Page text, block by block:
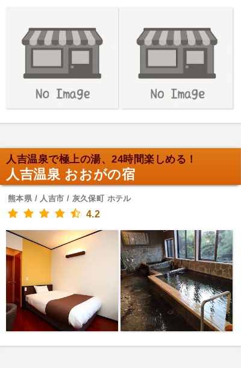
人吉温泉で極上の湯、24時間楽しめる！
人吉温泉 おおがの宿
熊本県 / 人吉市 / 灰久保町 ホテル
4.2